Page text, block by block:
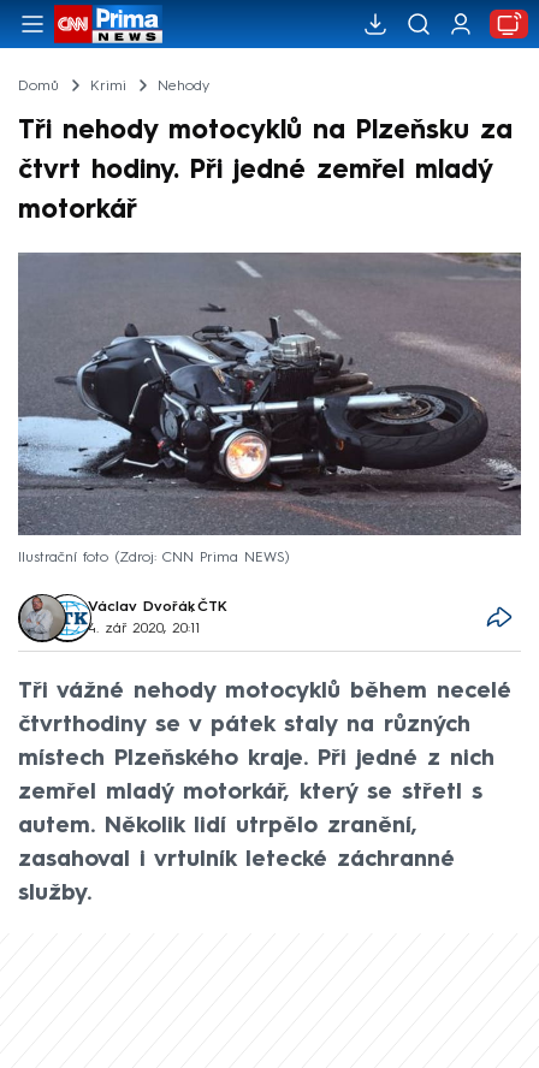
Domů Krimi Nehody
Tři nehody motocyklů na Plzeňsku za
čtvrt hodiny. Při jedné zemřel mladý
motorkář
Ilustrační foto Zdroj: CNN Prima NEWS
Václav Dvořák, ČTK
4. zář 2020, 20:11
Tři vážné nehody motocyklů během necelé
čtvrthodiny se v pátek staly na různých
místech Plzeňského kraje. Při jedné z nich
zemřel mladý motorkář, který se střetl s
autem. Několik lidí utrpělo zranění,
zasahoval i vrtulník letecké záchranné
služby.